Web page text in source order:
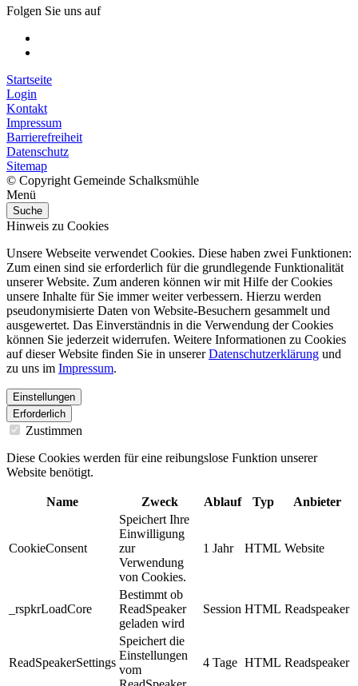
Folgen Sie uns auf
Startseite
Login
Kontakt
Impressum
Barrierefreiheit
Datenschutz
Sitemap
© Copyright Gemeinde Schalksmühle
Menü
Suche
Hinweis zu Cookies
Unsere Webseite verwendet Cookies. Diese haben zwei Funktionen:
Zum einen sind sie erforderlich für die grundlegende Funktionalität
unserer Website. Zum anderen können wir mit Hilfe der Cookies
unsere Inhalte für Sie immer weiter verbessern. Hierzu werden
pseudonymisierte Daten von Website-Besuchern gesammelt und
ausgewertet. Das Einverständnis in die Verwendung der Cookies
können Sie jederzeit widerrufen. Weitere Informationen zu Cookies
auf dieser Website finden Sie in unsererDatenschutzerklärung und
zu uns im Impressum.
Einstellungen
Erforderlich
Zustimmen
Diese Cookies werden für eine reibungslose Funktion unserer
Website benötigt.
Name Zweck Ablauf Typ Anbieter
CookieConsent
Speichert Ihre
Einwilligung
zur
Verwendung
von Cookies.
1 Jahr HTML Website
_rspkrLoadCore
Bestimmt ob
ReadSpeaker
geladen wird
Session HTML Readspeaker
ReadSpeakerSettings
Speichert die
Einstellungen
vom
4 Tage HTML Readspeaker